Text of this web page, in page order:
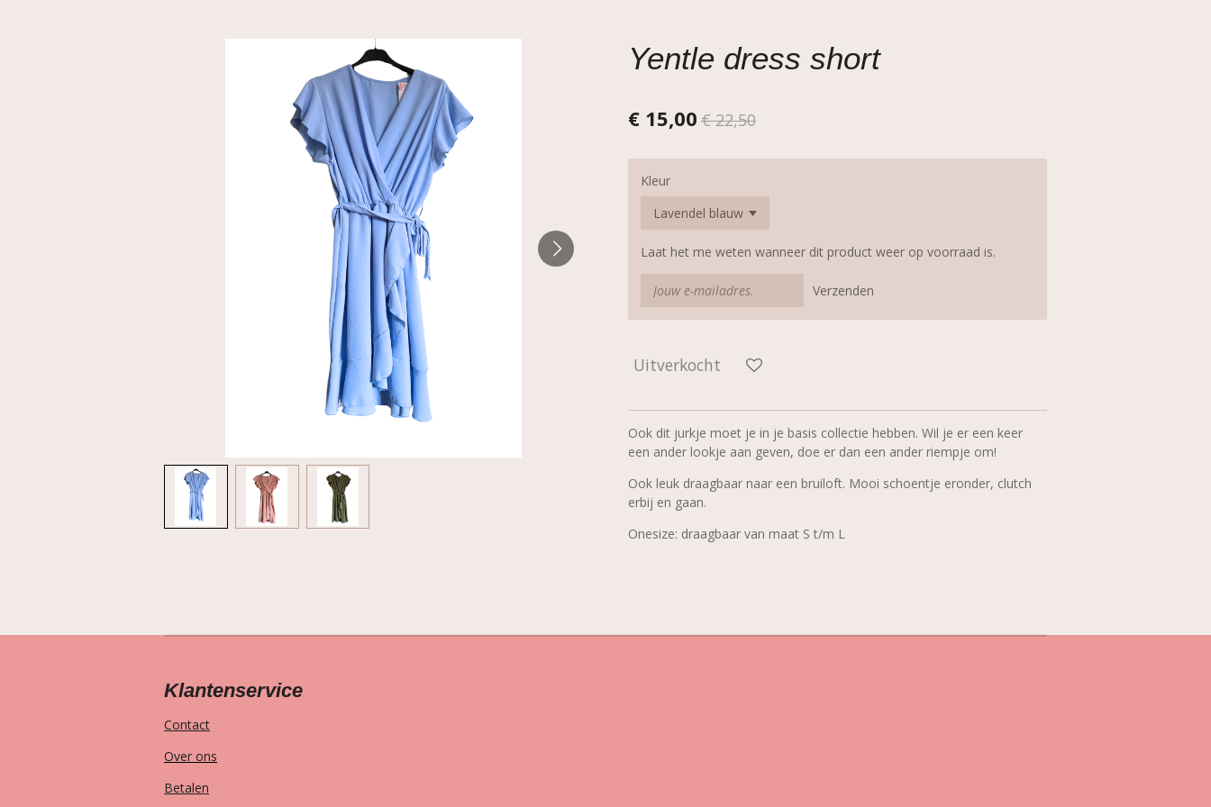
Yentle dress short
€ 15,00 € 22,50
Kleur
Laat het me weten wanneer dit product weer op voorraad is.
Verzenden
Uitverkocht
Ook dit jurkje moet je in je basis collectie hebben. Wil je er een keer
een ander lookje aan geven, doe er dan een ander riempje om!
Ook leuk draagbaar naar een bruiloft. Mooi schoentje eronder, clutch
erbij en gaan.
Onesize: draagbaar van maat S t/m L
Klantenservice
Contact
Over ons
Betalen